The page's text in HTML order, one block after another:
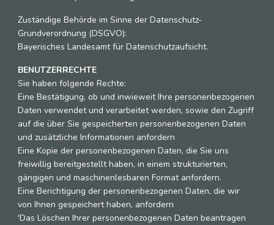
Zuständige Behörde im Sinne der Datenschutz-
Grundverordnung (DSGVO):
Bayerisches Landesamt für Datenschutzaufsicht.
BENUTZERRECHTE
Sie haben folgende Rechte:
Eine Bestätigung, ob und inwieweit Ihre personenbezogenen
Daten verwendet und verarbeitet werden, sowie den Zugriff
auf die über Sie gespeicherten personenbezogenen Daten
und zusätzliche Informationen anfordern
Eine Kopie der personenbezogenen Daten, die Sie uns
freiwillig bereitgestellt haben, in einem strukturierten,
gängigen und maschinenlesbaren Format anfordern.
Eine Berichtigung der personenbezogenen Daten, die wir
von Ihnen gespeichert haben, anfordern
'Das Löschen Ihrer personenbezogenen Daten beantragen